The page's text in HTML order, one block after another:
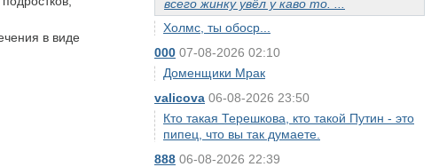
всего жинку увёл у каво то. ...
Холмс, ты обоср...
000 07-08-2026 02:10
Доменщики Мрак
valicova 06-08-2026 23:50
Кто такая Терешкова, кто такой Путин - это
пипец, что вы так думаете.
888 06-08-2026 22:39
в виде